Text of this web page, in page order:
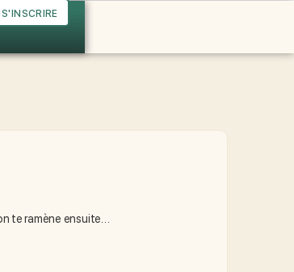
S'INSCRIRE
te ramène ensuite…